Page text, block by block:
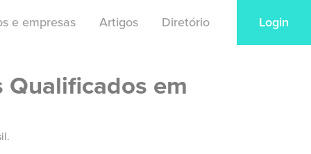
e empresas Artigos Diretório Login
Qualificados em